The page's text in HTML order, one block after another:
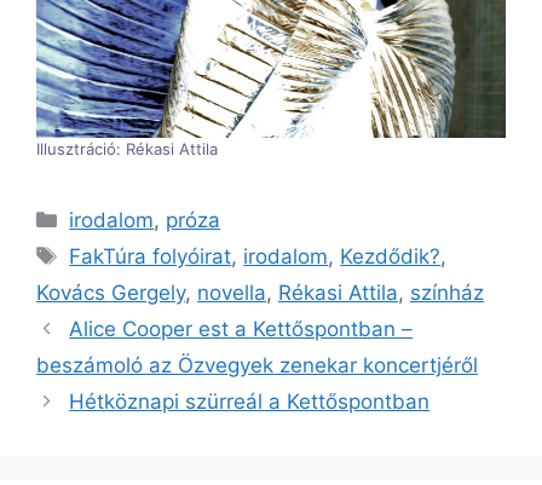
Illusztráció: Rékasi Attila
Kategória
irodalom, próza
Címkék
FakTúra folyóirat, irodalom, Kezdődik?,
Kovács Gergely, novella, Rékasi Attila, színház
Alice Cooper est a Kettőspontban –
beszámoló az Özvegyek zenekar koncertjéről
Hétköznapi szürreál a Kettőspontban